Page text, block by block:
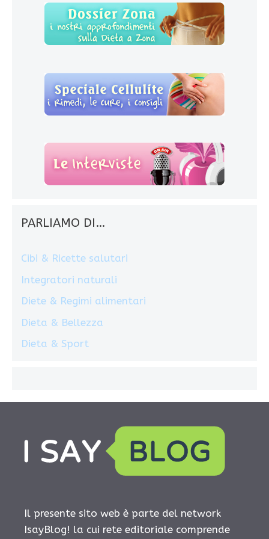
PARLIAMO DI…
Cibi & Ricette salutari
Integratori naturali
Diete & Regimi alimentari
Dieta & Bellezza
Dieta & Sport
Il presente sito web è parte del network
IsayBlog! la cui rete editoriale comprende